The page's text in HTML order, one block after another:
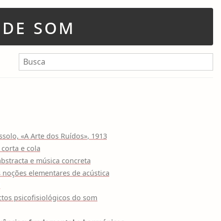
som
Search:
«A Arte dos Ruídos», 1913
e cola
e música concreta
noções elementares de acústica
psicofisiológicos do som